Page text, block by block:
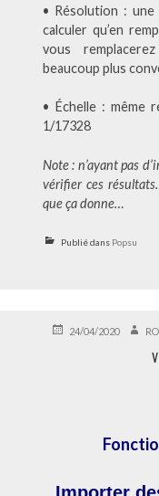
• Résolution :
calculer qu’en
vous
beaucoup plus
• Échelle : même
1/17328
Note : n’ayant pas
vérifier ces
que ça donne…
Publié dans Popsu
PUBLIÉ24/04/2020